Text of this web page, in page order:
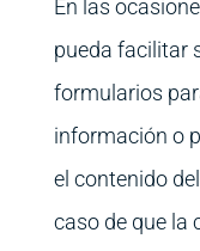
En las
pueda facilitar
formularios
información o
el contenido
caso de que la